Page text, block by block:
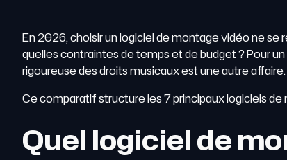
En 2026, choisir un logiciel de montage vidéo ne
quelles contraintes de temps et de budget ? Pour
rigoureuse des droits musicaux est une autre affaire.
Ce comparatif structure les 7 principaux logiciels
Quel logiciel de